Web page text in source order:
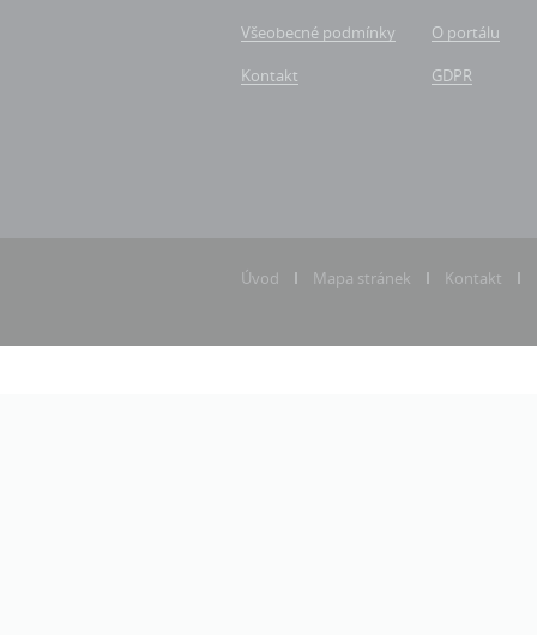
Všeobecné podmínky
O portálu
Kontakt
GDPR
Úvod Mapa stránek Kontakt